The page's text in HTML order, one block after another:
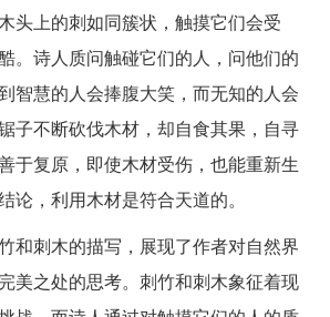
头上的刺如同簇状，触摸它们会受
。诗人质问触碰它们的人，问他们的
智慧的人会捧腹大笑，而无知的人会
子不断砍伐木材，却自食其果，自寻
于复原，即使木材受伤，也能重新生
论，利用木材是符合天道的。
和刺木的描写，展现了作者对自然界
美之处的思考。刺竹和刺木象征着现